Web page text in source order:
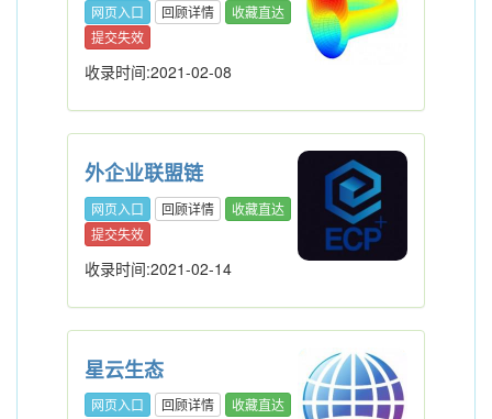
网页入口 回顾详情
收藏直达
提交失效
收录时间:2021-02-08
外企业联盟链
网页入口 回顾详情
收藏直达
提交失效
收录时间:2021-02-14
星云生态
网页入口 回顾详情
收藏直达